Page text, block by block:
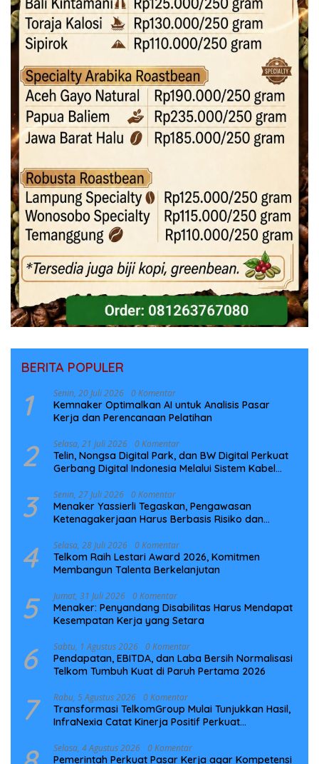
BERITA POPULER
1 Senin, 20 Juli 2026 0 Komentar
Kemnaker Optimalkan AI untuk Analisis Pasar
Kerja dan Perencanaan Pelatihan
2 Selasa, 21 Juli 2026 0 Komentar
Telin, Nongsa Digital Park, dan BW Digital Perkuat
Gerbang Digital Indonesia Melalui Sistem Kabel
3 Senin, 27 Juli 2026 0 Komentar
Menaker Yassierli Tegaskan, Pengawasan
Ketenagakerjaan Harus Berbasis Risiko dan
4 Selasa, 28 Juli 2026 0 Komentar
Telkom Raih Lestari Award 2026, Komitmen
Membangun Talenta Berkelanjutan
5 Jumat, 31 Juli 2026 0 Komentar
Menaker: Penyandang Disabilitas Harus Mendapat
Kesempatan Kerja yang Setara
6 Sabtu, 1 Agustus 2026 0 Komentar
Pendapatan, EBITDA, dan Laba Bersih Normalisasi
Telkom Tumbuh Kuat di Paruh Pertama 2026
7 Rabu, 5 Agustus 2026 0 Komentar
Transformasi TelkomGroup Mulai Tunjukkan Hasil,
InfraNexia Catat Kinerja Positif Perkuat
Selasa, 4 Agustus 2026 0 Komentar
Pemerintah Perkuat Pasar Kerja agar Kompetensi